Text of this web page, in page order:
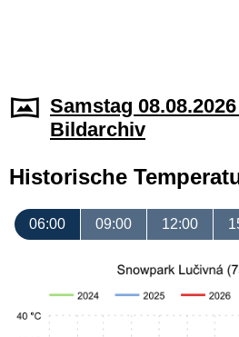
Samstag
Bildarchiv
Historische
06:00 09:00 12:00